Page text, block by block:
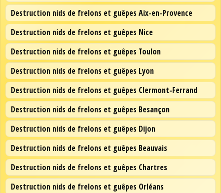
Destruction nids de frelons et guêpes Aix-en-Provence
Destruction nids de frelons et guêpes Nice
Destruction nids de frelons et guêpes Toulon
Destruction nids de frelons et guêpes Lyon
Destruction nids de frelons et guêpes Clermont-Ferrand
Destruction nids de frelons et guêpes Besançon
Destruction nids de frelons et guêpes Dijon
Destruction nids de frelons et guêpes Beauvais
Destruction nids de frelons et guêpes Chartres
Destruction nids de frelons et guêpes Orléans